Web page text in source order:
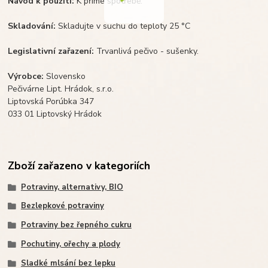
Skladování: Skladujte v suchu do teploty 25 °C
Legislativní zařazení: Trvanlivá pečivo - sušenky.
Výrobce:Slovensko
Pečivárne Lipt. Hrádok, s.r.o.
Liptovská Porúbka 347
033 01 Liptovský Hrádok
Zboží zařazeno v kategoriích
Potraviny, alternativy, BIO
Bezlepkové potraviny
Potraviny bez řepného cukru
Pochutiny, ořechy a plody
Sladké mlsání bez lepku